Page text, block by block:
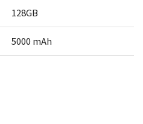
128GB
5000 mAh